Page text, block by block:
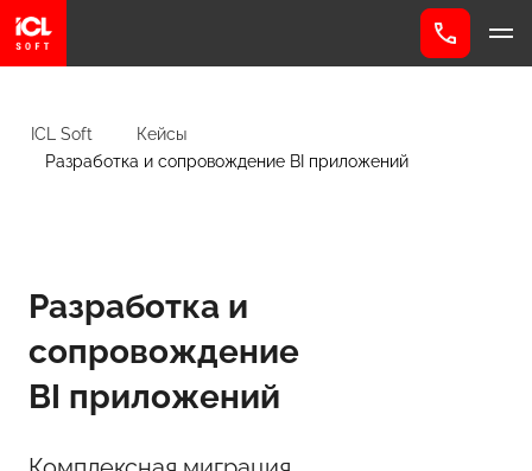
ICL Soft
Кейсы
Разработка и сопровождение BI приложений
Разработка и
сопровождение
BI приложений